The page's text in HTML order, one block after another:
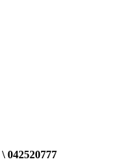
\ 042520777